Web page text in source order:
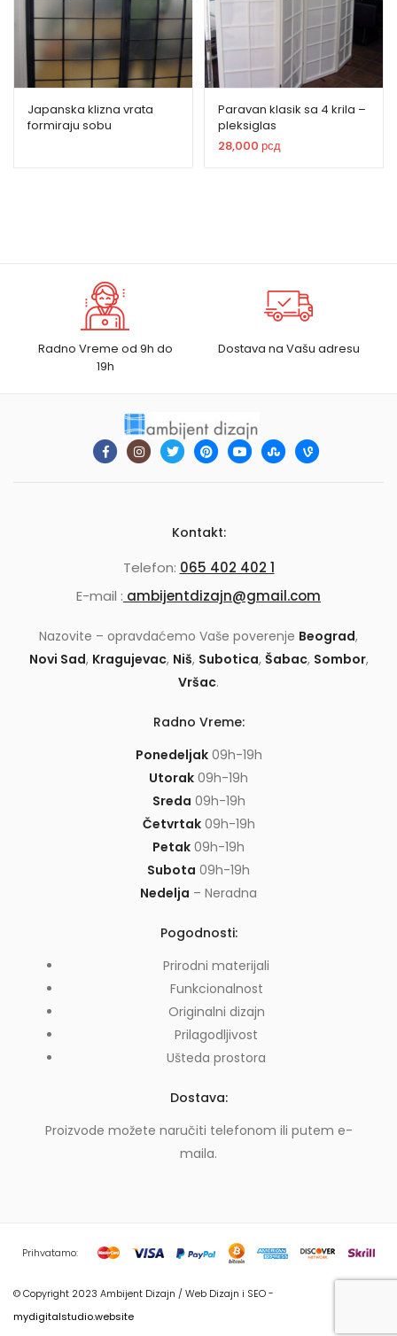
Japanska klizna vrata
formiraju sobu
Paravan klasik sa 4 krila –
pleksiglas
28,000 рсд
Radno Vreme od 9h do
19h
Dostava na Vašu adresu
Kontakt:
Telefon: 065 402 402 1
E-mail : ambijentdizajn@gmail.com
Nazovite – opravdaćemo Vaše poverenje Beograd,
Novi Sad, Kragujevac, Niš, Subotica, Šabac, Sombor,
Vršac.
Radno Vreme:
Ponedeljak09h-19h
Utorak 09h-19h
Sreda 09h-19h
Četvrtak09h-19h
Petak 09h-19h
Subota 09h-19h
Nedelja – Neradna
Pogodnosti:
Prirodni materijali
Funkcionalnost
Originalni dizajn
Prilagodljivost
Ušteda prostora
Dostava:
Proizvode možete naručiti telefonom ili putem e-
maila.
Prihvatamo:
© Copyright 2023 Ambijent Dizajn / Web Dizajn i SEO -
mydigitalstudio.website